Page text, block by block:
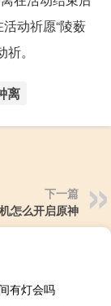
动祈愿“陵薮
。
离
下一篇
怎么开启原神
有灯会吗